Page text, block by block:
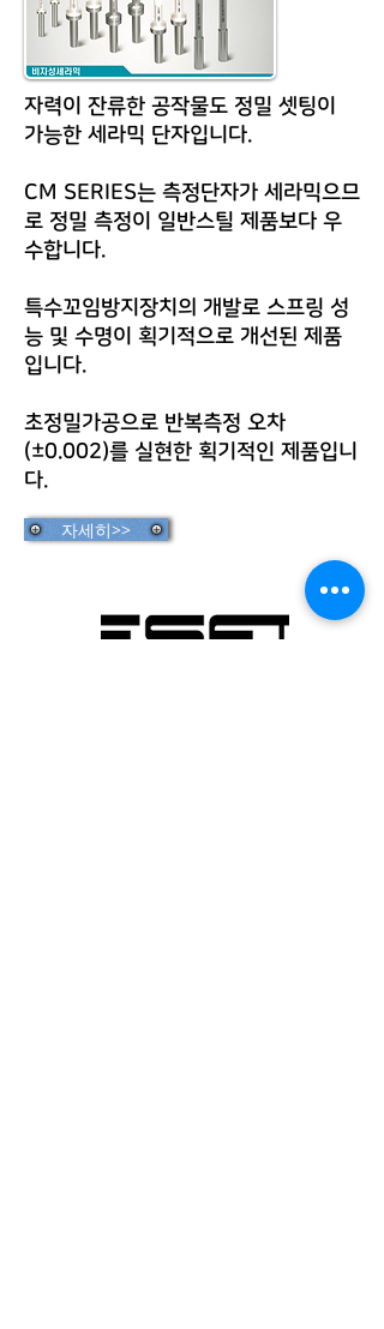
자력이 잔류한 공작물도 정밀 셋팅이
가능한 세라믹 단자입니다.
CM SERIES는 측정단자가 세라믹으므
로 정밀 측정이 일반스틸 제품보다 우
수합니다.
특수꼬임방지장치의 개발로 스프링 성
능 및 수명이 획기적으로 개선된 제품
입니다.
초정밀가공으로 반복측정 오차
(±0.002)를 실현한 획기적인 제품입니
다.
자세히>>